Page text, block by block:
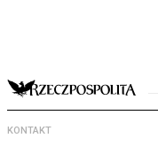
KONTAKT